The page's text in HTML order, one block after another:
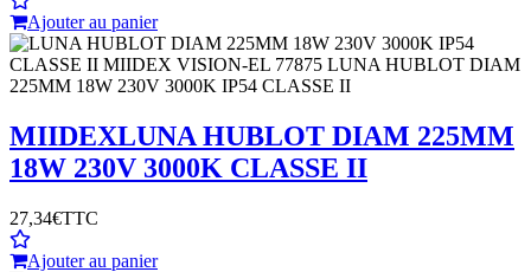
Ajouter au panier
MIIDEXLUNA HUBLOT DIAM 225MM
18W 230V 3000K CLASSE II
27,34€TTC
Ajouter au panier